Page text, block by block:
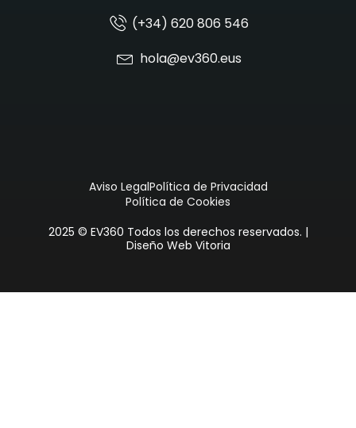
(+34) 620 806 546
hola@ev360.eus
Aviso LegalPolítica de Privacidad
Política de Cookies
2025 © EV360 Todos los derechos reservados. |
Diseño Web Vitoria